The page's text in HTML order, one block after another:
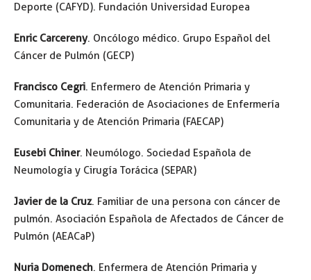
Deporte (CAFYD). Fundación Universidad Europea
Enric Carcereny. Oncólogo médico. Grupo Español del
Cáncer de Pulmón (GECP)
Francisco Cegri. Enfermero de Atención Primaria y
Comunitaria. Federación de Asociaciones de Enfermería
Comunitaria y de Atención Primaria (FAECAP)
Eusebi Chiner. Neumólogo. Sociedad Española de
Neumología y Cirugía Torácica (SEPAR)
Javier de la Cruz. Familiar de una persona con cáncer de
pulmón. Asociación Española de Afectados de Cáncer de
Pulmón (AEACaP)
Nuria Domenech. Enfermera de Atención Primaria y